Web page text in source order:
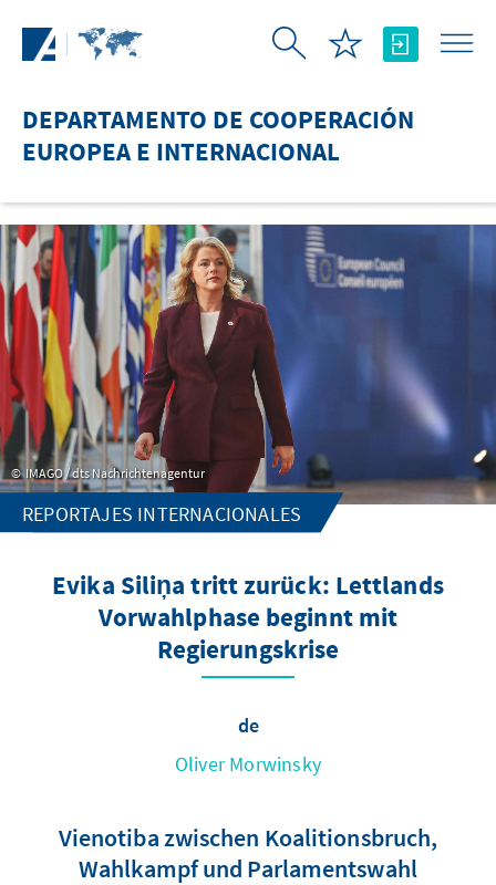
DEPARTAMENTO DE COOPERACIÓN
EUROPEA E INTERNACIONAL
IMAGO / dts Nachrichtenagentur
REPORTAJES INTERNACIONALES
Evika Siliņa tritt zurück: Lettlands
Vorwahlphase beginnt mit
Regierungskrise
de
Oliver Morwinsky
Vienotiba zwischen Koalitionsbruch,
Wahlkampf und Parlamentswahl